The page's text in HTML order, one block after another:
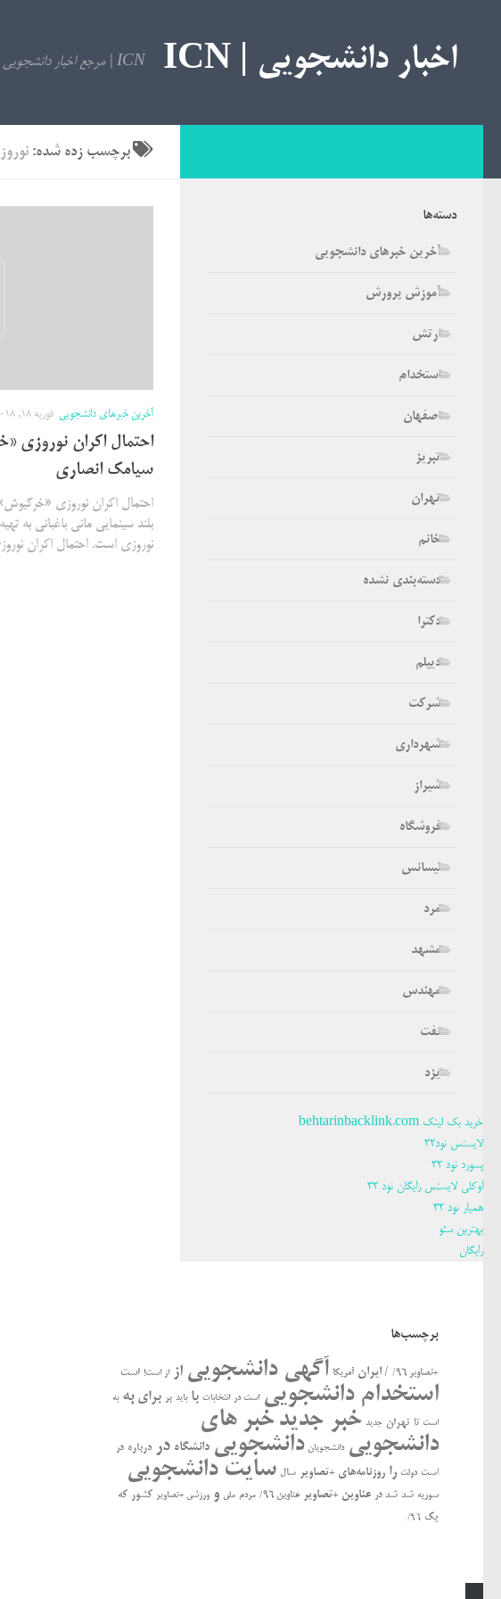
اخبار دانشجویی | ICN ICN | مرجع اخبار دانشجویی
برچسب زده شده:
آخرین خبرهای دانشجویی فوریه 18, 2018
احتمال اکران نوروزی
سیامک انصاری
احتمال اکران نوروزی
بلند سینمایی مانی باغبانی به
نوروزی است. احتمال اکران
دسته‌ها
آخرین خبرهای دانشجویی
آموزش پرورش
ارتش
استخدام
اصفهان
تبریز
تهران
خانم
دسته‌بندی نشده
دکترا
دیپلم
شرکت
شهرداری
شیراز
فروشگاه
لیسانس
مرد
مشهد
مهندس
نفت
یزد
خرید بک لینک behtarinbacklink.com
لایسنس نود32
پسورد نود 32
اوکلی لایسنس رایگان نود 32
همیار نود 32
بهترین سئو
رایگان
برچسب‌ها
+تصاویر ۹۶/ / ایران آمریکا آگهی دانشجویی از از است! است
استخدام دانشجویی است در انتخابات با باید بر برای به به
است تا تهران جدید خبر جدید خبر های
دانشجویی دانشجویان دانشجویی دانشگاه در درباره در
ﺍﺳﺖ دولت را روزنامه‌های +تصاویر سال سایت دانشجویی
سوریه شد شد در عناوین +تصاویر عناوین ۹۶/ مردم ملی و ورزشی +تصاویر کشور که
یک ۹۶/